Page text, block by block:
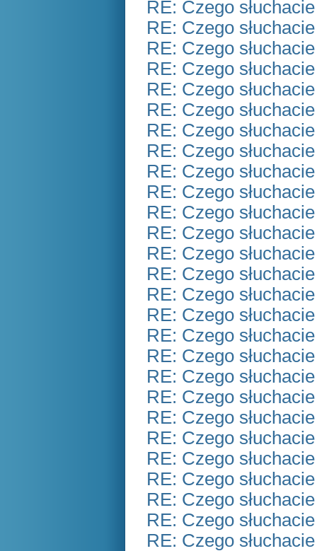
RE: Czego
RE: Czego
RE: Czego
RE: Czego
RE: Czego
RE: Czego
RE: Czego
RE: Czego
RE: Czego
RE: Czego
RE: Czego
RE: Czego
RE: Czego
RE: Czego
RE: Czego
RE: Czego
RE: Czego
RE: Czego
RE: Czego
RE: Czego
RE: Czego
RE: Czego
RE: Czego
RE: Czego
RE: Czego
RE: Czego
RE: Czego